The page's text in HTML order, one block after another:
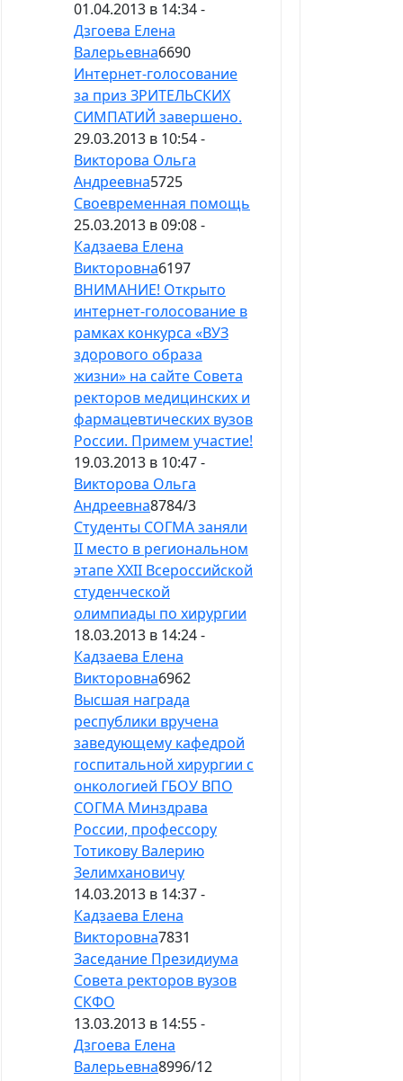
01.04.2013 в 14:34 -
Дзгоева Елена
Валерьевна6690
Интернет-голосование
за приз ЗРИТЕЛЬСКИХ
СИМПАТИЙ завершено.
29.03.2013 в 10:54 -
Викторова Ольга
Андреевна5725
Своевременная помощь
25.03.2013 в 09:08 -
Кадзаева Елена
Викторовна6197
ВНИМАНИЕ! Открыто
интернет-голосование в
рамках конкурса «ВУЗ
здорового образа
жизни» на сайте Совета
ректоров медицинских и
фармацевтических вузов
России. Примем участие!
19.03.2013 в 10:47 -
Викторова Ольга
Андреевна8784/3
Студенты СОГМА заняли
II место в региональном
этапе XXII Всероссийской
студенческой
олимпиады по хирургии
18.03.2013 в 14:24 -
Кадзаева Елена
Викторовна6962
Высшая награда
республики вручена
заведующему кафедрой
госпитальной хирургии с
онкологией ГБОУ ВПО
СОГМА Минздрава
России, профессору
Тотикову Валерию
Зелимхановичу
14.03.2013 в 14:37 -
Кадзаева Елена
Викторовна7831
Заседание Президиума
Совета ректоров вузов
СКФО
13.03.2013 в 14:55 -
Дзгоева Елена
Валерьевна8996/12